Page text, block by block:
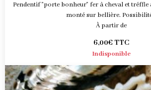
Pendentif "porte bonheur" fer à cheval et tréffle
monté sur bellière.
À partir de
6,00€ TTC
Indisponible